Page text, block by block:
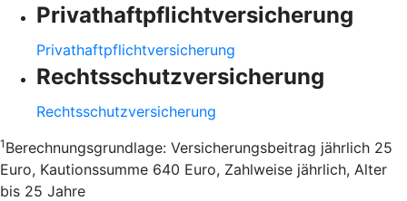
Privathaftpflichtversicherung
Privathaftpflichtversicherung
Rechtsschutzversicherung
Rechtsschutzversicherung
1 Berechnungsgrundlage: Versicherungsbeitrag jährlich 25
Euro, Kautionssumme 640 Euro, Zahlweise jährlich, Alter
bis 25 Jahre